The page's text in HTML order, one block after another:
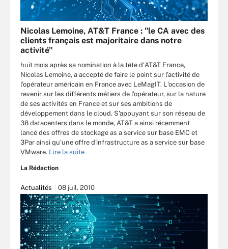
Nicolas Lemoine, AT&T France : "le CA avec des
clients français est majoritaire dans notre
activité"
huit mois après sa nomination à la tête d'AT&T France,
Nicolas Lemoine, a accepté de faire le point sur l'activité de
l'opérateur américain en France avec LeMagIT. L'occasion de
revenir sur les différents métiers de l'opérateur, sur la nature
de ses activités en France et sur ses ambitions de
développement dans le cloud. S'appuyant sur son réseau de
38 datacenters dans le monde, AT&T a ainsi récemment
lancé des offres de stockage as a service sur base EMC et
3Par ainsi qu'une offre d'infrastructure as a service sur base
VMware. Lire la suite
La Rédaction
Actualités 08 juil. 2010